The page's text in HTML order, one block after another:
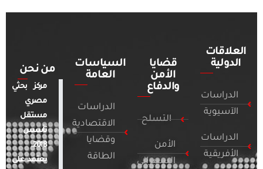
العلاقات
الدولية
الدراسات
الآسيوية
الدراسات
الأفريقية
قضايا
الأمن
والدفاع
التسلح
الأمن
السيبراني
السياسات
العامة
الدراسات
الاقتصادية
وقضايا
الطاقة
من نحن
مركز بحثي
مصري
مستقل
تأسس
2018.
يعتمد على